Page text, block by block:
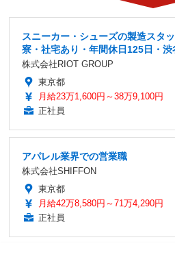
スニーカー・シューズの製造スタ
寮・社宅あり・年間休日125日・
株式会社RIOT GROUP
東京都
月給23万1,600円～38万9,100円
正社員
アパレル業界での営業職
株式会社SHIFFON
東京都
月給42万8,580円～71万4,290円
正社員